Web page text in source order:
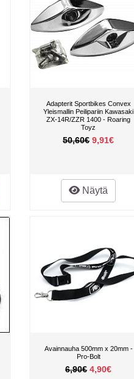
Adapterit Sportbikes Convex
Yleismallin Peilipariin Kawasaki
ZX-14R/ZZR 1400 - Roaring
Toyz
50,60€ 9,91€
Näytä
Avainnauha 500mm x 20mm -
Pro-Bolt
6,90€ 4,90€